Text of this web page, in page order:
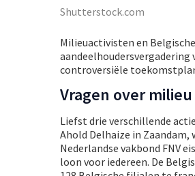
Shutterstock.com
Milieuactivisten en
aandeelhoudersvergadering
controversiële
Vragen over
Liefst drie verschillende
Ahold Delhaize in Zaandam,
Nederlandse vakbond FNV
loon voor iedereen. De